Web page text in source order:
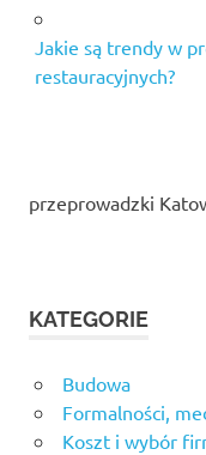
Jakie są trendy w
restauracyjnych?
przeprowadzki
KATEGORIE
Budowa
Formalności,
Koszt i wybór